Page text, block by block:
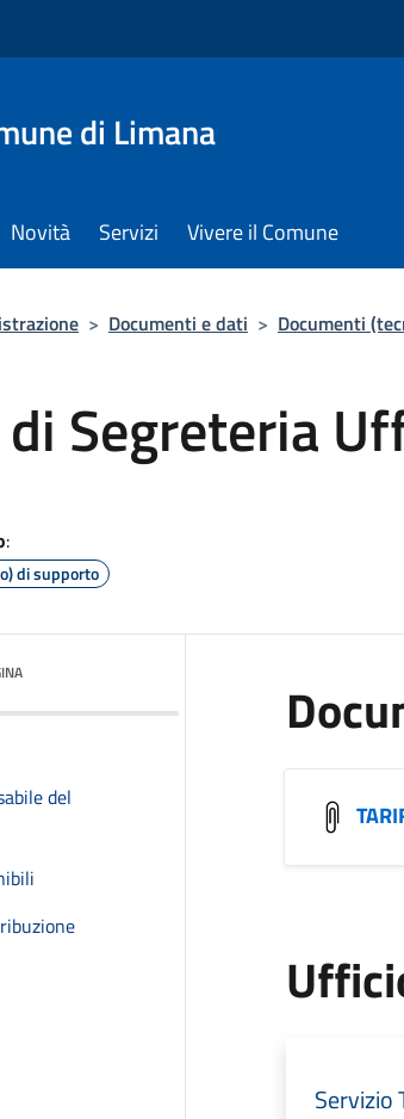
di Limana
Novità Servizi Vivere il Comune
> Documenti e dati > Documenti
Segreteria
:
di supporto
del
Servizio